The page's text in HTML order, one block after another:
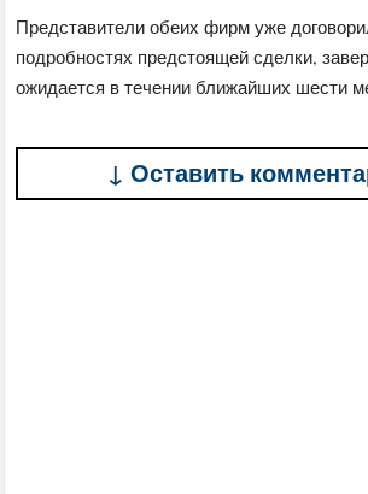
Представители обеих фирм уже
подробностях предстоящей сделки,
ожидается в течении ближайших шести
↓ Оставить